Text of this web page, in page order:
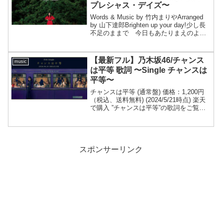
プレシャス・デイズ〜
Words & Music by 竹内まりやArranged
by 山下達郎Brighten up your day!少し長
不足のままで 今日もあたりまえのよう
む画面か...
music
【最新フル】乃木坂46/チャンス
は平等 歌詞 〜Single チャンスは
平等〜
チャンスは平等 (通常盤) 価格：1,200円
（税込、送料無料) (2024/5/21時点) 楽天
で購入 ”チャンスは平等”の歌詞をご覧く
スポンサーリンク